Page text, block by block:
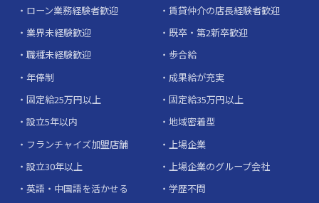
ローン業務経験者歓迎
賃貸仲介の店長経験者歓迎
業界未経験歓迎
既卒・第2新卒歓迎
職種未経験歓迎
歩合給
年俸制
成果給が充実
固定給25万円以上
固定給35万円以上
設立5年以内
地域密着型
フランチャイズ加盟店舗
上場企業
設立30年以上
上場企業のグループ会社
英語・中国語を活かせる
学歴不問